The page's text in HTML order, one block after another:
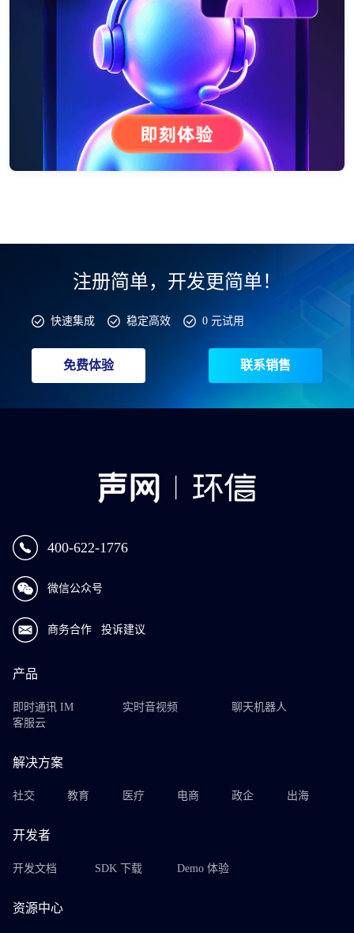
注册简单，开发更简单！
快速集成 稳定高效 0 元试用
免费体验 联系销售
400-622-1776
微信公众号
商务合作 投诉建议
产品
即时通讯 IM 实时音视频
聊天机器人
客服云
解决方案
社交 教育 医疗 电商 政企 出海
开发者
开发文档 SDK 下载 Demo 体验
资源中心